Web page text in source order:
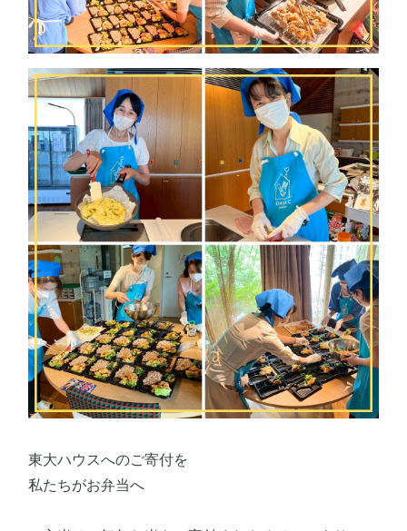
東大ハウスへのご寄付を
私たちがお弁当へ